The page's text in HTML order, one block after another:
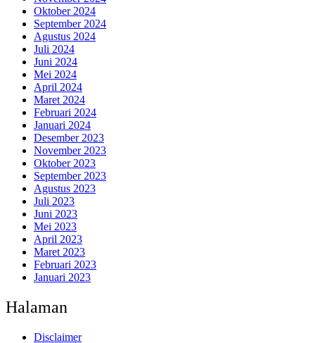
Oktober 2024
September 2024
Agustus 2024
Juli 2024
Juni 2024
Mei 2024
April 2024
Maret 2024
Februari 2024
Januari 2024
Desember 2023
November 2023
Oktober 2023
September 2023
Agustus 2023
Juli 2023
Juni 2023
Mei 2023
April 2023
Maret 2023
Februari 2023
Januari 2023
Halaman
Disclaimer